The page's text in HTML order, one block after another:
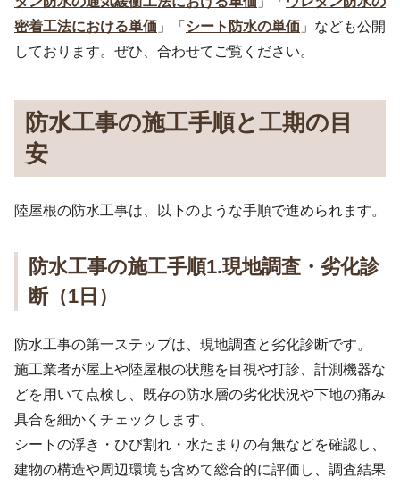
密着工法における単価 」「 シート防水の単価 」なども公開
しております。ぜひ、合わせてご覧ください。
防水工事の施工手順と工期の目
安
陸屋根の防水工事は、以下のような手順で進められます。
防水工事の施工手順1.現地調査・劣化診
断（1日）
防水工事の第一ステップは、現地調査と劣化診断です。
施工業者が屋上や陸屋根の状態を目視や打診、計測機器な
どを用いて点検し、既存の防水層の劣化状況や下地の痛み
具合を細かくチェックします。
シートの浮き・ひび割れ・水たまりの有無などを確認し、
建物の構造や周辺環境も含めて総合的に評価し、調査結果